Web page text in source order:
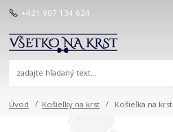
+421 907 134 624
Úvod Košieľky na krst Košieľka na krst